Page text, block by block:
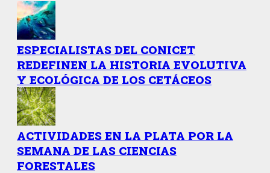
ESPECIALISTAS DEL CONICET
REDEFINEN LA HISTORIA EVOLUTIVA
Y ECOLÓGICA DE LOS CETÁCEOS
ACTIVIDADES EN LA PLATA POR LA
SEMANA DE LAS CIENCIAS
FORESTALES